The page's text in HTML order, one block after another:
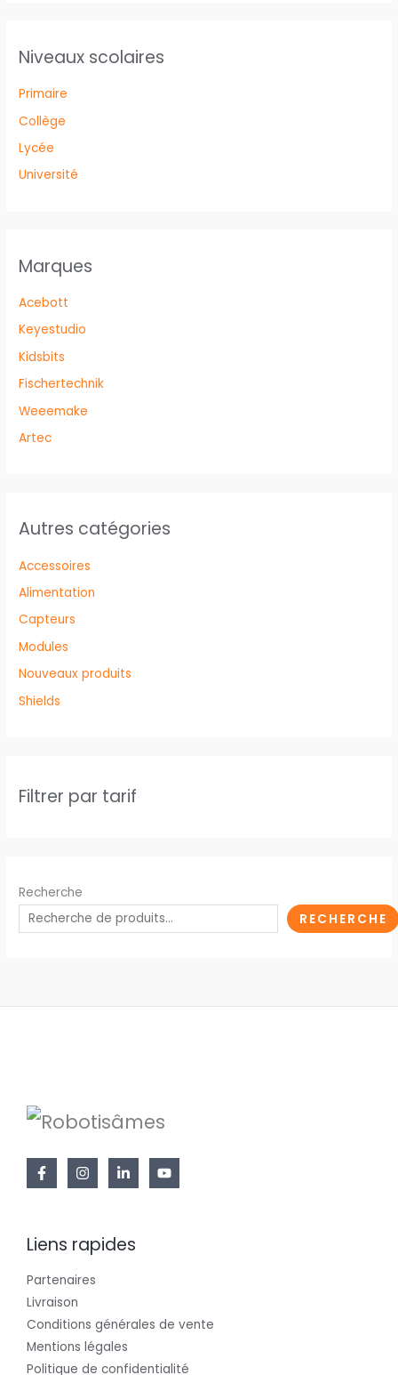
Niveaux scolaires
Primaire
Collège
Lycée
Université
Marques
Acebott
Keyestudio
Kidsbits
Fischertechnik
Weeemake
Artec
Autres catégories
Accessoires
Alimentation
Capteurs
Modules
Nouveaux produits
Shields
Filtrer par tarif
Recherche
RECHERCHE
Liens rapides
Partenaires
Livraison
Conditions générales de vente
Mentions légales
Politique de confidentialité